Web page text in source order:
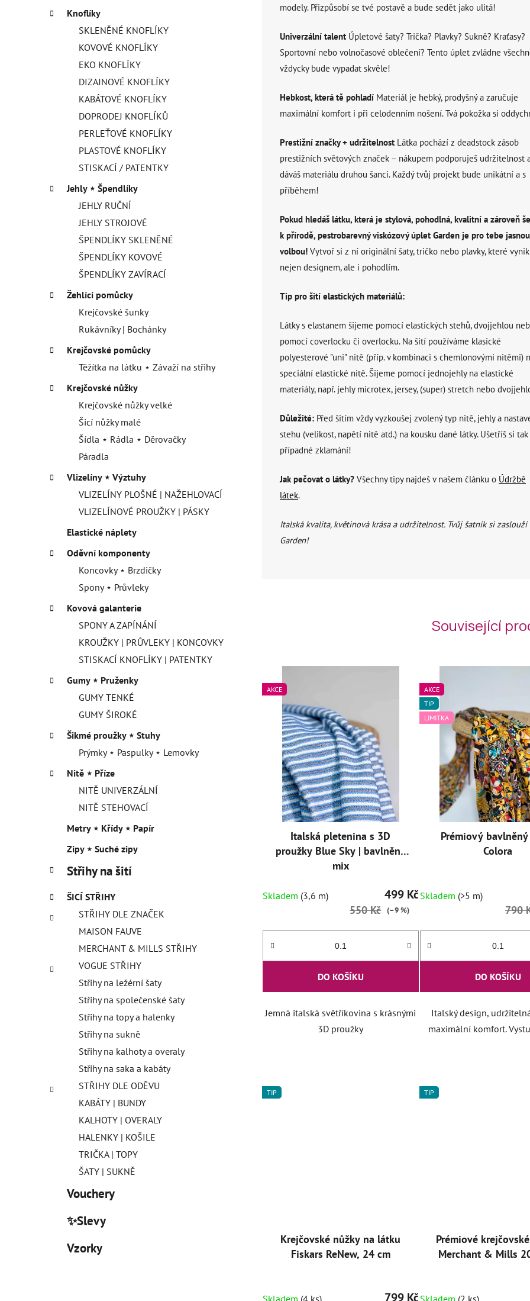
Knoflíky
SKLENĚNÉ KNOFLÍKY
KOVOVÉ KNOFLÍKY
EKO KNOFLÍKY
DIZAJNOVÉ KNOFLÍKY
KABÁTOVÉ KNOFLÍKY
DOPRODEJ KNOFLÍKŮ
PERLEŤOVÉ KNOFLÍKY
PLASTOVÉ KNOFLÍKY
STISKACÍ / PATENTKY
Jehly ⋆ Špendlíky
JEHLY RUČNÍ
JEHLY STROJOVÉ
ŠPENDLÍKY SKLENĚNÉ
ŠPENDLÍKY KOVOVÉ
ŠPENDLÍKY ZAVÍRACÍ
Žehlící pomůcky
Krejčovské šunky
Rukávníky | Bochánky
Krejčovské pomůcky
Těžítka na látku ⋆ Závaží na střihy
Krejčovské nůžky
Krejčovské nůžky velké
Šicí nůžky malé
Šídla ⋆ Rádla ⋆ Děrovačky
Páradla
Vlizelíny ⋆ Výztuhy
VLIZELÍNY PLOŠNÉ | NAŽEHLOVACÍ
VLIZELÍNOVÉ PROUŽKY | PÁSKY
Elastické náplety
Oděvní komponenty
Koncovky ⋆ Brzdičky
Spony ⋆ Průvleky
Kovová galanterie
SPONY A ZAPÍNÁNÍ
KROUŽKY | PRŮVLEKY | KONCOVKY
STISKACÍ KNOFLÍKY | PATENTKY
Gumy ⋆ Pruženky
GUMY TENKÉ
GUMY ŠIROKÉ
Šikmé proužky ⋆ Stuhy
Prýmky ⋆ Paspulky ⋆ Lemovky
Nitě ⋆ Příze
NITĚ UNIVERZÁLNÍ
NITĚ STEHOVACÍ
Metry ⋆ Křídy ⋆ Papír
Zipy ⋆ Suché zipy
Střihy na šití
ŠICÍ STŘIHY
STŘIHY DLE ZNAČEK
MAISON FAUVE
MERCHANT & MILLS STŘIHY
VOGUE STŘIHY
Střihy na ležérní šaty
Střihy na společenské šaty
Střihy na topy a halenky
Střihy na sukně
Střihy na kalhoty a overaly
Střihy na saka a kabáty
STŘIHY DLE ODĚVU
KABÁTY | BUNDY
KALHOTY | OVERALY
HALENKY | KOŠILE
TRIČKA | TOPY
ŠATY | SUKNĚ
Vouchery
✨Slevy
Vzorky
modely. Přizpůsobí se tvé postavě a bude sedět jako ulitá!
Univerzální talent Úpletové šaty? Trička? Plavky? Sukně? Kraťasy?
Sportovní nebo volnočasové oblečení? Tento úplet zvládne
vždycky bude vypadat skvěle!
Hebkost, která tě pohladí Materiál je hebký, prodyšný a zaručuje
maximální komfort i při celodenním nošení. Tvá pokožka si
Prestižní značky + udržitelnost Látka pochází z deadstock zásob
prestižních světových značek – nákupem podporuješ udržitelnost
dáváš materiálu druhou šanci. Každý tvůj projekt bude unikátní a s
příběhem!
Pokud hledáš látku, která je stylová, pohodlná, kvalitní a zároveň
k přírodě, pestrobarevný viskózový úplet Garden je pro tebe jasnou
volbou! Vytvoř si z ní originální šaty, tričko nebo plavky, které
nejen designem, ale i pohodlím.
Tip pro šití elastických materiálů:
Látky s elastanem šijeme pomocí elastických stehů, dvojjehlou
pomocí coverlocku či overlocku. Na šití používáme klasické
polyesterové "uni" nitě (příp. v kombinaci s chemlonovými nitěmi)
speciální elastické nitě. Šijeme pomocí jednojehly na elastické
materiály, např. jehly microtex, jersey, (super) stretch nebo
Důležité: Před šitím vždy vyzkoušej zvolený typ nitě, jehly a
stehu (velikost, napětí nitě atd.) na kousku dané látky. Ušetříš si tak
případné zklamání!
Jak pečovat o látky? Všechny tipy najdeš v našem článku o Údržbě
látek.
Italská kvalita, květinová krása a udržitelnost. Tvůj šatník si zaslouží
Garden!
Související
AKCE
Italská pletenina s 3D
proužky Blue Sky | bavlněný
mix
Skladem (3,6 m) 499 Kč
550 Kč (–9 %)
DO KOŠÍKU
Jemná italská světříkovina s krásnými
3D proužky
AKCE
TIP
LIMITKA
Prémiový
Colora
Skladem (>5 m)
790
DO KOŠÍKU
Italský design,
maximální komfort.
TIP
Krejčovské nůžky na látku
Fiskars ReNew, 24 cm
Skladem (4 ks) 799 Kč
TIP
Prémiové
Merchant & Mills
Skladem (2 ks)